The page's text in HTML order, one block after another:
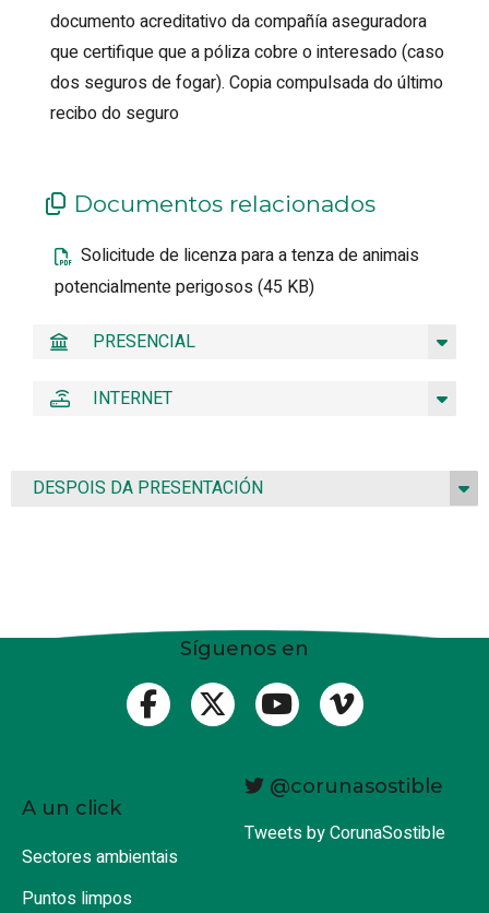
documento acreditativo da compañía aseguradora
que certifique que a póliza cobre o interesado (caso
dos seguros de fogar). Copia compulsada do último
recibo do seguro
Documentos relacionados
Solicitude de licenza para a tenza de animais
potencialmente perigosos (45 KB)
PRESENCIAL
INTERNET
DESPOIS DA PRESENTACIÓN
Síguenos en
A un click
Sectores ambientais
Puntos limpos
@corunasostible
Tweets by CorunaSostible